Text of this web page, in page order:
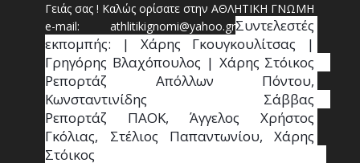
Γειάς σας ! Καλώς ορίσατε στην ΑΘΛΗΤΙΚΗ ΓΝΩΜΗ
e-mail: athlitikignomi@yahoo.grΣυντελεστές
εκπομπής: | Χάρης Γκουγκουλίτσας |
Γρηγόρης Βλαχόπουλος | Χάρης Στόικος
Ρεπορτάζ Απόλλων Πόντου,
Κωνσταντινίδης   Σάββας
Ρεπορτάζ ΠΑΟΚ, Άγγελος Χρήστος
Γκόλιας, Στέλιος Παπαντωνίου, Χάρης
Στόικος